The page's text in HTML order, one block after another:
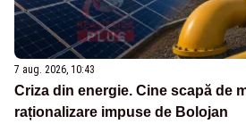
7 aug. 2026, 10:43
Criza din energie. Cine scapă de
raționalizare impuse de Bolojan